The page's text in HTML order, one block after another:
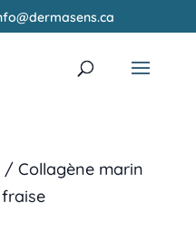
/ Collagène marin